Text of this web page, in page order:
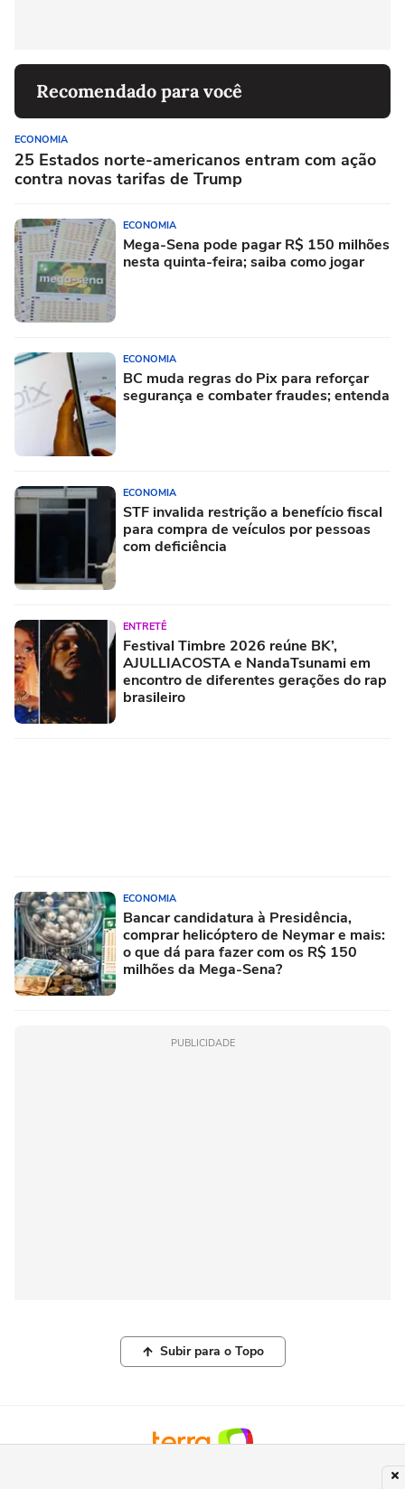
Recomendado para você
ECONOMIA
25 Estados norte-americanos entram com ação
contra novas tarifas de Trump
ECONOMIA
Mega-Sena pode pagar R$ 150 milhões
nesta quinta-feira; saiba como jogar
ECONOMIA
BC muda regras do Pix para reforçar
segurança e combater fraudes; entenda
ECONOMIA
STF invalida restrição a benefício fiscal
para compra de veículos por pessoas
com deficiência
ENTRETÊ
Festival Timbre 2026 reúne BK’,
AJULLIACOSTA e NandaTsunami em
encontro de diferentes gerações do rap
brasileiro
ECONOMIA
Bancar candidatura à Presidência,
comprar helicóptero de Neymar e mais:
o que dá para fazer com os R$ 150
milhões da Mega-Sena?
PUBLICIDADE
Subir para o Topo